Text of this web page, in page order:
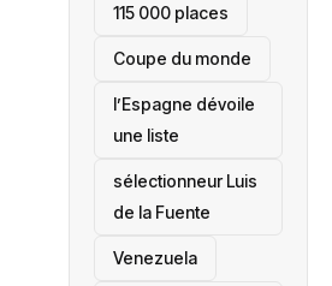
115 000 places
‎Coupe du monde
l’Espagne dévoile
une liste
sélectionneur Luis
de la Fuente
‎Venezuela